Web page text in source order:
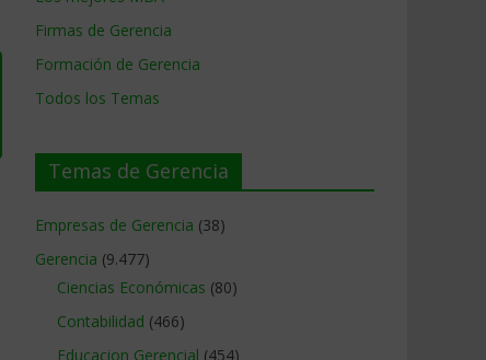
Firmas de Gerencia
Formación de Gerencia
Todos los Temas
Temas de Gerencia
Empresas de Gerencia (38)
Gerencia (9.477)
Ciencias Económicas (80)
Contabilidad (466)
Educacion Gerencial (454)